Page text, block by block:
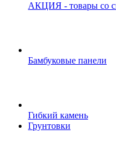
АКЦИЯ - товары со
Бамбуковые панели
Гибкий камень
Грунтовки